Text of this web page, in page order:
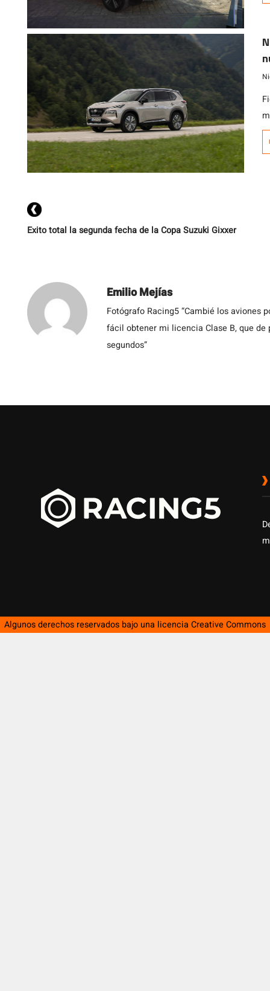
Exito total la segunda fecha de la Copa Suzuki Gixxer
Emilio Mejías
Fotógrafo Racing5 “Cambié los aviones
fácil obtener mi licencia Clase B, que
segundos”
Algunos derechos reservados bajo una licencia Creative Commons